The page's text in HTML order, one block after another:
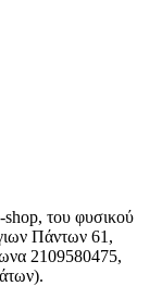
shop, του φυσικού
Πάντων 61,
2109580475,